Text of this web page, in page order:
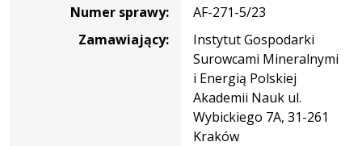
Numer sprawy:
AF-271-5/23
Zamawiający:
Instytut Gospodarki
Surowcami Mineralnymi
i Energią Polskiej
Akademii Nauk ul.
Wybickiego 7A, 31-261
Kraków